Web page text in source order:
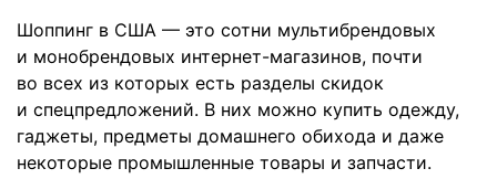
Шоппинг в США — это сотни мультибрендовых
и монобрендовых интернет-магазинов, почти
во всех из которых есть разделы скидок
и спецпредложений. В них можно купить одежду,
гаджеты, предметы домашнего обихода и даже
некоторые промышленные товары и запчасти.